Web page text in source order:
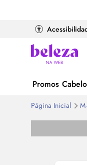
Promos
Página Inicial